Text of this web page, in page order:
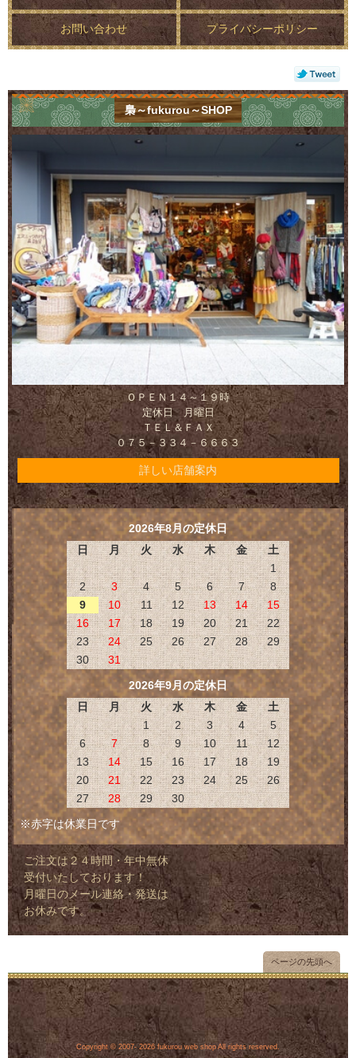
お問い合わせ プライバシーポリシー
梟～fukurou～SHOP
ＯＰＥＮ１４～１９時
定休日 月曜日
ＴＥＬ＆ＦＡＸ
０７５－３３４－６６６３
詳しい店舗案内
2026年8月の定休日
日
月 火 水 木 金
土
1
2
3 4 5 6 7
8
9
10 11 12 13 14
15
16
17 18 19 20 21
22
23
24 25 26 27 28
29
30
31
2026年9月の定休日
日
月 火 水 木 金
土
1
2 3 4
5
6
7 8 9 10 11
12
13
14 15 16 17 18
19
20
21 22 23 24 25
26
27
28 29
30
※赤字は休業日です
ご注文は２４時間・年中無休
受付いたしております！
月曜日のメール連絡・発送は
お休みです。
ページの先頭へ
Copyright © 2007- 2026 fukurou web shop All rights reserved.